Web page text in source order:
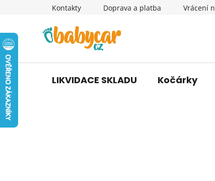
Kontakty Doprava a platba Vrácení
LIKVIDACE SKLADU Kočárky